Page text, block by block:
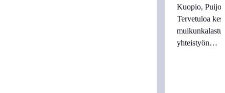
Kuopio,
Tervetuloa
yhteistyön…